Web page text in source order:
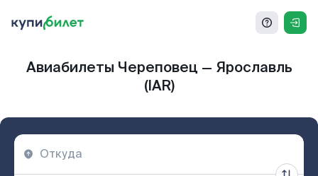
Авиабилеты Череповец — Ярославль
(IAR)